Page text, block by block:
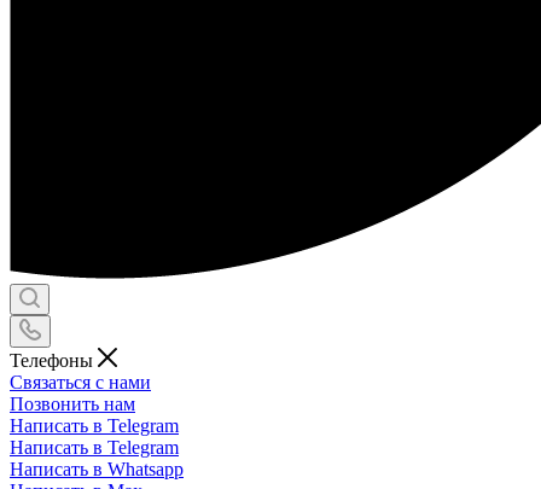
Телефоны
Связаться с нами
Позвонить нам
Написать в Telegram
Написать в Telegram
Написать в Whatsapp